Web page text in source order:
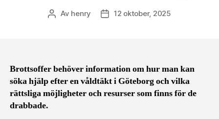
Inläggsförfattare
Av henry Inläggsdatum
12 oktober, 2025
Brottsoffer behöver information om hur man kan
söka hjälp efter en våldtäkt i Göteborg och vilka
rättsliga möjligheter och resurser som finns för de
drabbade.